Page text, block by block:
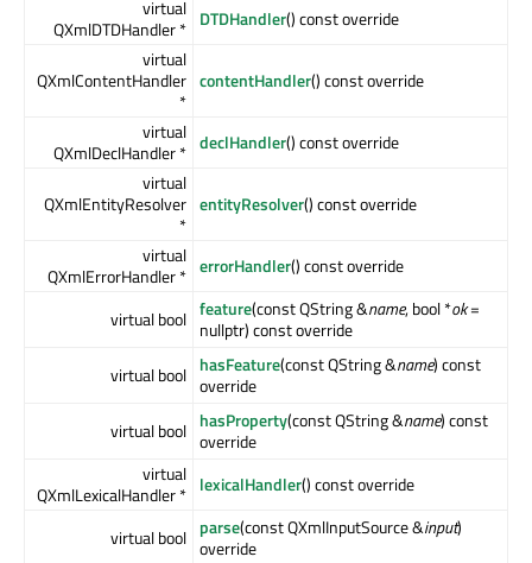
virtual
QXmlDTDHandler * DTDHandler() const override
virtual
QXmlContentHandler
*
contentHandler() const override
virtual
QXmlDeclHandler * declHandler() const override
virtual
QXmlEntityResolver
*
entityResolver() const override
virtual
QXmlErrorHandler * errorHandler() const override
virtual bool feature(const QString &name, bool *ok=
nullptr) const override
virtual bool hasFeature(const QString &name) const
override
virtual bool hasProperty(const QString &name) const
override
virtual
QXmlLexicalHandler * lexicalHandler() const override
virtual bool parse(const QXmlInputSource &input)
override